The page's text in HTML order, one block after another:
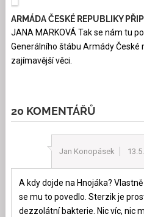
ARMÁDA ČESKÉ REPUBLIKY
JANA MARKOVÁ Tak se nám tu
Generálního štábu Armády České
zajímavější věci.
20 KOMENTÁŘŮ
Jan Konopásek
A kdy dojde na Hnojáka?
se mu to povedlo. Sterzik je
dezzolátní bakterie. Nic víc, nic